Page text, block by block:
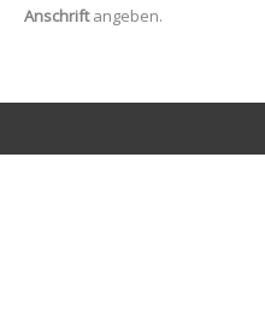
Anschriftangeben.